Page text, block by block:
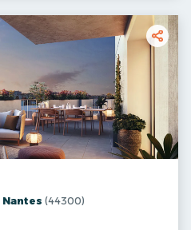
Nantes (44300)